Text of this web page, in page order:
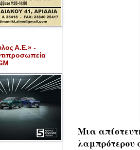
Μια
λαμπρότερου
Α.Ε.» -